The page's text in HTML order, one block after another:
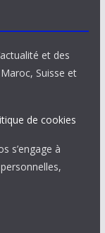
et des
Suisse et
de cookies
s’engage à